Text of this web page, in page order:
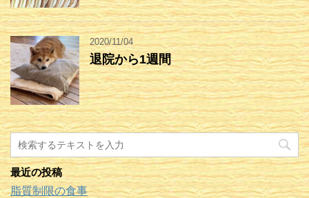
2020/11/04
退院から1週間
最近の投稿
脂質制限の食事